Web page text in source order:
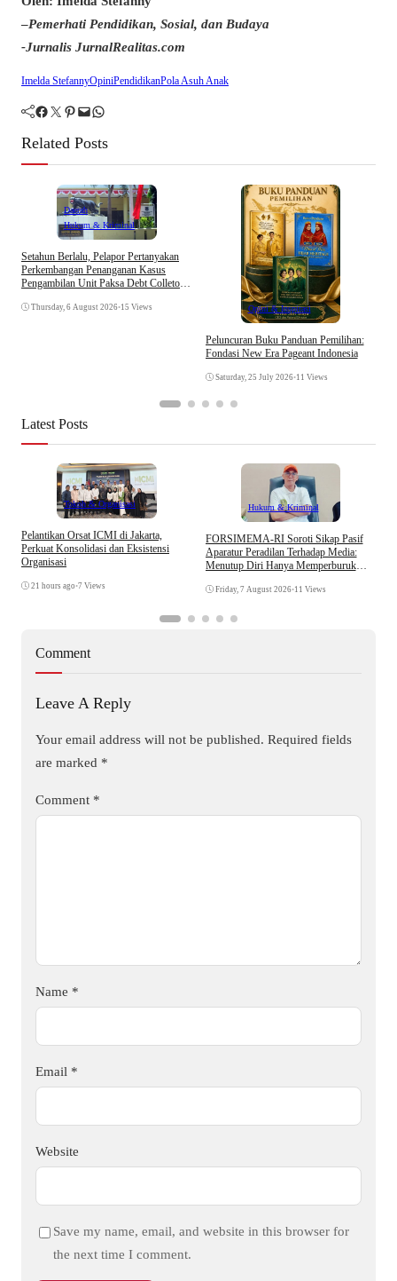
–Pemerhati Pendidikan, Sosial, dan Budaya
-Jurnalis JurnalRealitas.com
Imelda StefannyOpiniPendidikanPola Asuh Anak
Facebook Twitter Pinterest Mail WhatsApp
Related Posts
Daerah
Hukum & Kriminal
Setahun Berlalu, Pelapor Pertanyakan
Perkembangan Penanganan Kasus
Pengambilan Unit Paksa Debt Colletor
Thursday, 6 August 2026•15 Views Opini & Inspirasi
Peluncuran Buku Panduan Pemilihan:
Fondasi New Era Pageant Indonesia
Saturday, 25 July 2026•11 Views
Latest Posts
Tokoh & Organisasi
Pelantikan Orsat ICMI di Jakarta,
Perkuat Konsolidasi dan Eksistensi
Organisasi
21 hours ago •7 Views
Hukum & Kriminal
​FORSIMEMA-RI Soroti Sikap Pasif
Aparatur Peradilan Terhadap Media:
Menutup Diri Hanya Memperburuk
Friday, 7 August 2026•11 Views
Comment
Leave A Reply
Your email address will not be published. Required fields
are marked *
Comment *
Name *
Email *
Website
Save my name, email, and website in this browser for
the next time I comment.